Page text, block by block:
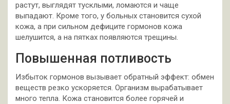
растут, выглядят тусклыми, ломаются и чаще
выпадают. Кроме того, у больных становится сухой
кожа, а при сильном дефиците гормонов кожа
шелушится, а на пятках появляются трещины.
Повышенная потливость
Избыток гормонов вызывает обратный эффект: обмен
веществ резко ускоряется. Организм вырабатывает
много тепла. Кожа становится более горячей и